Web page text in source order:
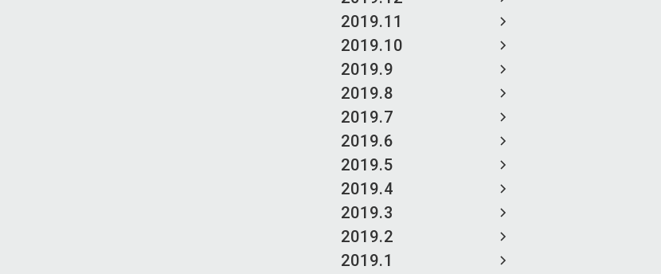
2019.11
2019.10
2019.9
2019.8
2019.7
2019.6
2019.5
2019.4
2019.3
2019.2
2019.1